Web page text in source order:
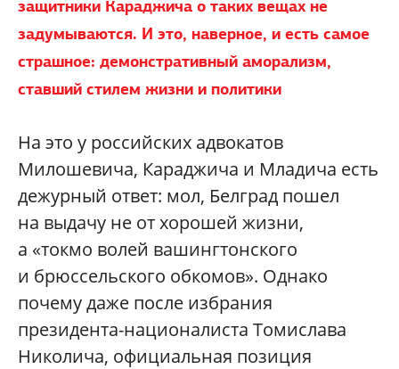
защитники Караджича о таких вещах не
задумываются. И это, наверное, и есть самое
страшное: демонстративный аморализм,
ставший стилем жизни и политики
На это у российских адвокатов
Милошевича, Караджича и Младича есть
дежурный ответ: мол, Белград пошел
на выдачу не от хорошей жизни,
а «токмо волей вашингтонского
и брюссельского обкомов». Однако
почему даже после избрания
президента-националиста Томислава
Николича, официальная позиция